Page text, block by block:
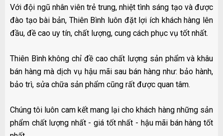
Với đội ngũ nhân viên trẻ trung, nhiệt tình sáng tạo và được
đào tạo bài bản, Thiên Bình luôn đặt lợi ích khách hàng lên
đầu, đề cao uy tín, chất lượng, cung cách phục vụ tốt nhất.
Thiên Bình không chỉ đề cao chất lượng sản phẩm và khâu
bán hàng mà dịch vụ hậu mãi sau bán hàng như: bảo hành,
bảo trì, sửa chữa sản phẩm cũng rất được quan tâm.
Chúng tôi luôn cam kết mang lại cho khách hàng những sản
phẩm chất lượng nhất - giá tốt nhất - hậu mãi bán hàng tốt